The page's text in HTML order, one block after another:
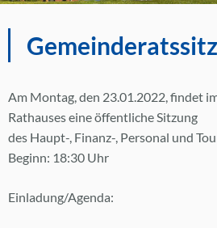
Am Montag, den 23.01.2022, findet
Rathauses eine öffentliche Sitzung
des Haupt-, Finanz-, Personal und
Beginn: 18:30 Uhr
Einladung/Agenda: